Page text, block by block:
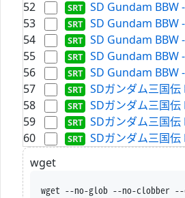
52
SD Gundam BBW
53
SD Gundam BBW
54
SD Gundam BBW
55
SD Gundam BBW
56
SD Gundam BBW
57
SDガンダム三国
58
SDガンダム三国
59
SDガンダム三国
60
SDガンダム三国
wget
wget --no-glob --no-clobber --